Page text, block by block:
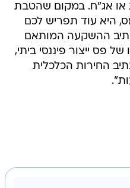
או אג"ח. במקום שהטבת
היא עוד תפריש לכם
ההשקעה המותאם
פס ייצור פיננסי ביתי,
החירות הכלכלית